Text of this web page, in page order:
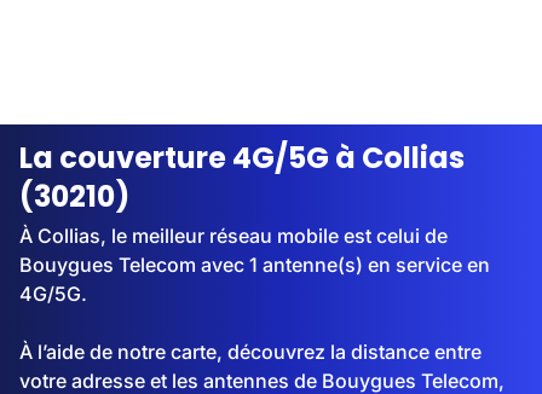
Streaming
La couverture 4G/5G à Collias
(30210)
À Collias, le meilleur réseau mobile est celui de
Bouygues Telecom avec 1 antenne(s) en service en
4G/5G.
À l’aide de notre carte, découvrez la distance entre
votre adresse et les antennes de Bouygues Telecom,